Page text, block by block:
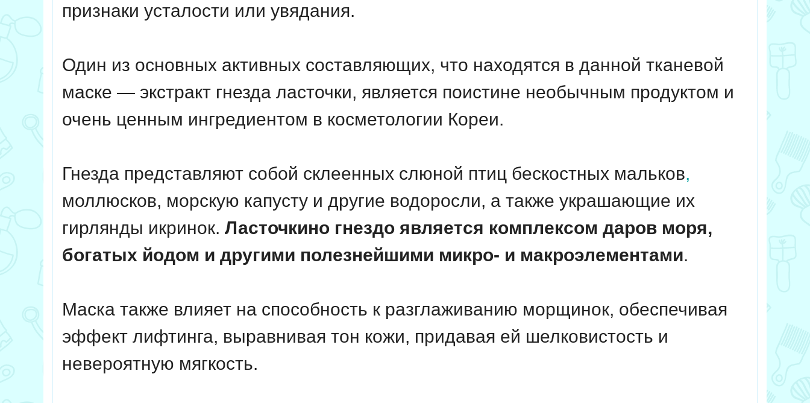
признаки усталости или увядания.
Один из основных активных составляющих, что находятся в данной тканевой
маске — экстракт гнезда ласточки, является поистине необычным продуктом и
очень ценным ингредиентом в косметологии Кореи.
Гнезда представляют собой склеенных слюной птиц бескостных мальков,
моллюсков, морскую капусту и другие водоросли, а также украшающие их
гирлянды икринок. Ласточкино гнездо является комплексом даров моря,
богатых йодом и другими полезнейшими микро- и макроэлементами.
Маска также влияет на способность к разглаживанию морщинок, обеспечивая
эффект лифтинга, выравнивая тон кожи, придавая ей шелковистость и
невероятную мягкость.